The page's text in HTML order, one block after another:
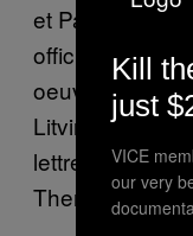
et Patrushev,
officiers russes
oeuvrant au
Litvinenko a
lettre de la
Theresa May,
Kill
just
VICE
our very